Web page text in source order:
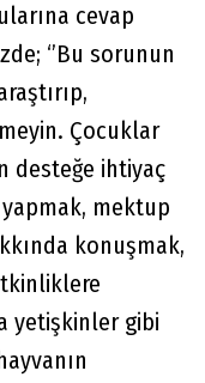
cevap
‘’Bu sorunun
Çocuklar
desteğe ihtiyaç
mektup
konuşmak,
yetişkinler gibi